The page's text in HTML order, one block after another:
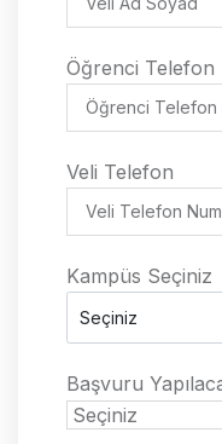
Öğrenci Telefon
Veli Telefon
Kampüs Seçiniz
Başvuru